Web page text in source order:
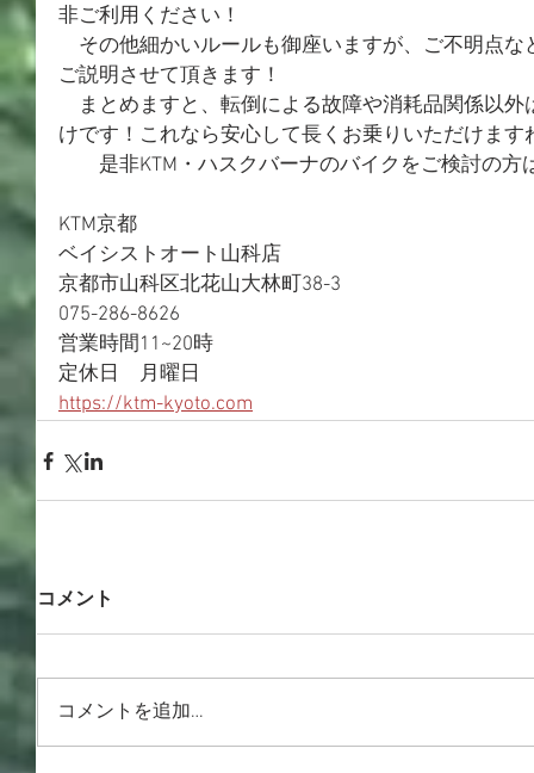
非ご利用ください！
その他細かいルールも御座いますが、ご不明点な
ご説明させて頂きます！
まとめますと、転倒による故障や消耗品関係以外
けです！これなら安心して長くお乗りいただけます
是非KTM・ハスクバーナのバイクをご検討の方
KTM京都
ベイシストオート山科店
京都市山科区北花山大林町38-3
075-286-8626
営業時間11~20時
定休日　月曜日
https://ktm-kyoto.com
コメント
コメントを追加…